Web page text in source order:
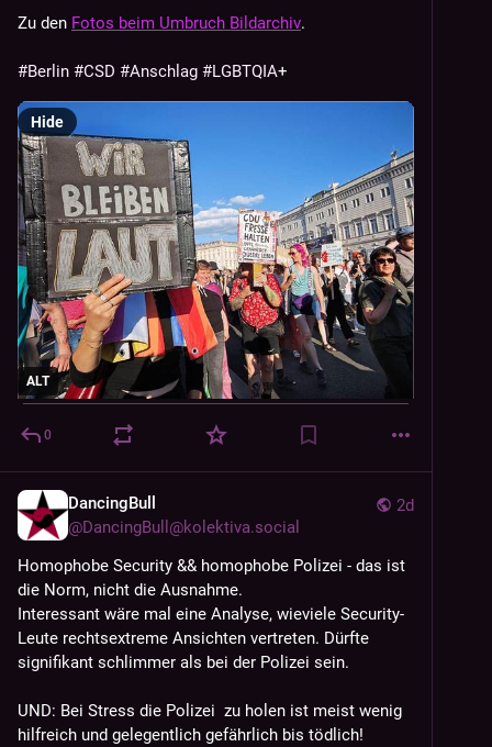
Zu den Fotos beim Umbruch Bildarchiv.
#Berlin #CSD #Anschlag #LGBTQIA+
ALT
Hide
0
2d
DancingBull
@DancingBull@kolektiva.social
Homophobe Security && homophobe Polizei - das ist
die Norm, nicht die Ausnahme.
Interessant wäre mal eine Analyse, wieviele Security-
Leute rechtsextreme Ansichten vertreten. Dürfte
signifikant schlimmer als bei der Polizei sein.
UND: Bei Stress die Polizei  zu holen ist meist wenig
hilfreich und gelegentlich gefährlich bis tödlich!